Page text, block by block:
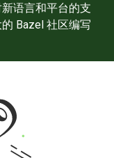
语言和平台的支
Bazel 社区编写